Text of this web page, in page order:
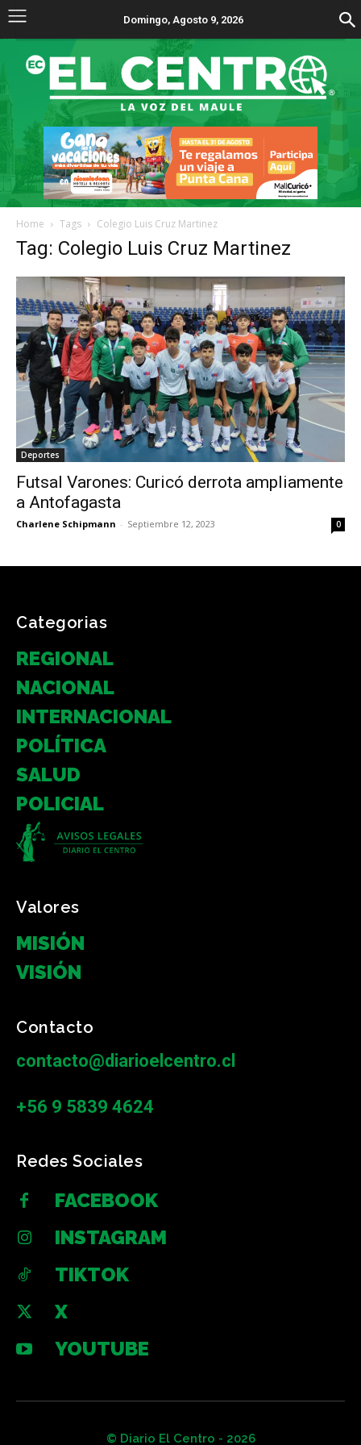
Domingo, Agosto 9, 2026
Home Tags Colegio Luis Cruz Martinez
Tag: Colegio Luis Cruz Martinez
Deportes
Futsal Varones: Curicó derrota ampliamente
a Antofagasta
Charlene Schipmann - Septiembre 12, 2023 0
Categorias
REGIONAL
NACIONAL
INTERNACIONAL
POLÍTICA
SALUD
POLICIAL
Valores
MISIÓN
VISIÓN
Contacto
contacto@diarioelcentro.cl
+56 9 5839 4624
Redes Sociales
FACEBOOK
INSTAGRAM
TIKTOK
X
YOUTUBE
© Diario El Centro - 2026